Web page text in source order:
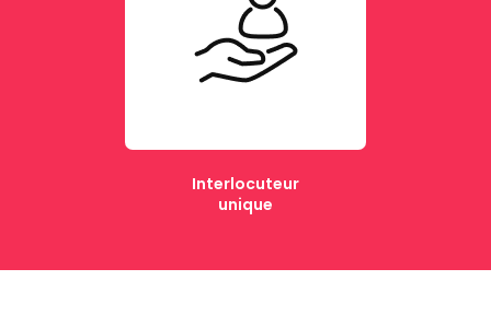
Interlocuteur
unique